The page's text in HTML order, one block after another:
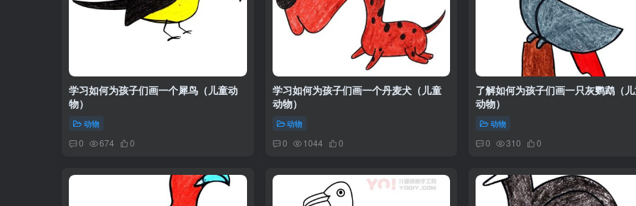
学习如何为孩子们画一个犀鸟（儿童动
物）
动物
0 674 0
学习如何为孩子们画一个丹麦犬（儿童
动物）
动物
0 1044 0
了解如何为孩子们画一只灰鹦鹉（
动物）
动物
0 310 0